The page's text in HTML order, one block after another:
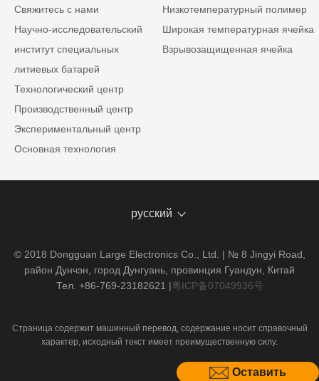
Оставить
Свяжитесь с нами
Научно-исследовательский
институт специальных
литиевых батарей
Технологический центр
Производственный центр
Экспериментальный центр
Основная технология
Низкотемпературный полимер
Широкая температурная ячейка
Взрывозащищенная ячейка
русский
© 2018 Dongguan Large Electronics Co., Ltd. | № 8 Jingyi Road,
район Дунчэн, город Дунгуань, провинция Гуандун, Китай
Тел. +86-769-23182621 |粤ICP备07049936号
Страница содержит машинный перевод, содержание носит справочный
характер, исходный текст имеет преимущественную силу.